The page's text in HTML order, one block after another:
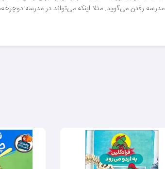
مدرسه رفتن می‌گوید. مثلا اینکه می‌تواند در مدرسه